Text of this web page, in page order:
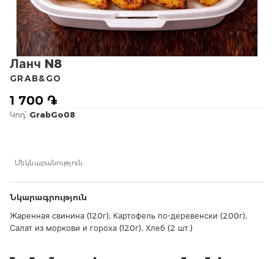
Ланч N8
1 700 ֏
GRAB&GO
Կոդ՝ GrabGo08
Մեկնաբանություն
Նկարագրություն
Жаренная свинина (120г), Картофель по-деревенски (200г),
Салат из моркови и гороха (120г), Хлеб (2 шт.)